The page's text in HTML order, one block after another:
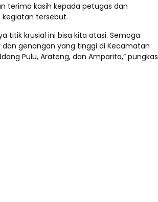
terima kasih kepada petugas dan
tersebut.
titik krusial ini bisa kita atasi. Semoga
genangan yang tinggi di Kecamatan
Pulu, Arateng, dan Amparita,” pungkas